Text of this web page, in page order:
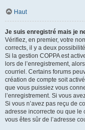
Haut
Je suis enregistré mais je
Vérifiez, en premier, votre
corrects, il y a deux
Si la gestion COPPA est
lors de l’enregistrement,
courriel. Certains forums
création de compte soit
que vous puissiez vous
l’enregistrement. Si vous
Si vous n’avez pas reçu de
adresse incorrecte ou que le
vous êtes sûr de l’adresse